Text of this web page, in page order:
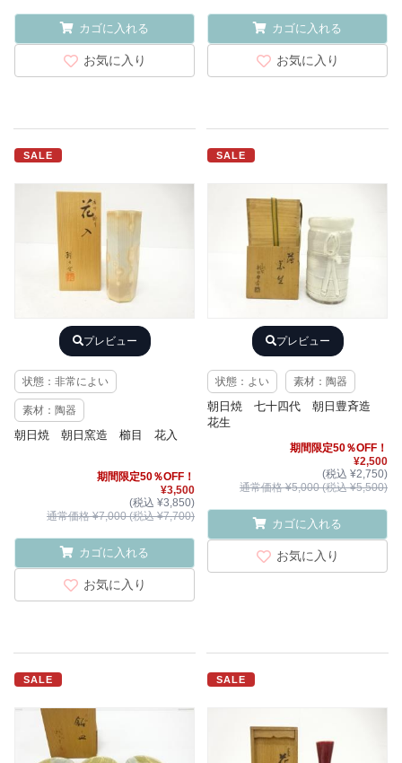
カゴに入れる
お気に入り
カゴに入れる
お気に入り
SALE
プレビュー
状態：非常によい
素材：陶器
朝日焼 朝日窯造 櫛目 花入
期間限定50％OFF！
¥3,500
(税込 ¥3,850)
通常価格 ¥7,000 (税込 ¥7,700)
カゴに入れる
お気に入り
SALE
プレビュー
状態：よい 素材：陶器
朝日焼 七十四代 朝日豊斉造
花生
期間限定50％OFF！
¥2,500
(税込 ¥2,750)
通常価格 ¥5,000 (税込 ¥5,500)
カゴに入れる
お気に入り
SALE SALE